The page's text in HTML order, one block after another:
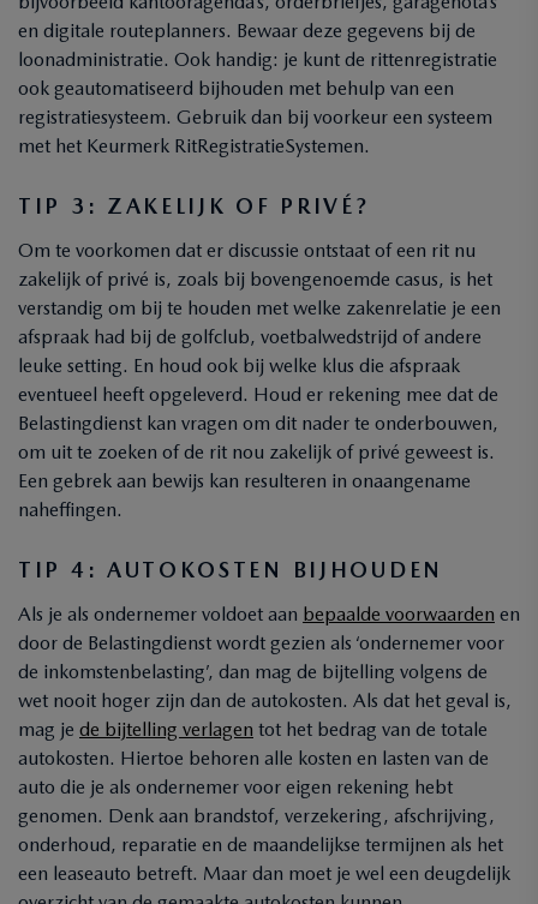
en digitale routeplanners. Bewaar deze gegevens bij de
loonadministratie. Ook handig: je kunt de rittenregistratie
ook geautomatiseerd bijhouden met behulp van een
registratiesysteem. Gebruik dan bij voorkeur een systeem
met het Keurmerk RitRegistratieSystemen.
TIP 3: ZAKELIJK OF PRIVÉ?
Om te voorkomen dat er discussie ontstaat of een rit nu
zakelijk of privé is, zoals bij bovengenoemde casus, is het
verstandig om bij te houden met welke zakenrelatie je een
afspraak had bij de golfclub, voetbalwedstrijd of andere
leuke setting. En houd ook bij welke klus die afspraak
eventueel heeft opgeleverd. Houd er rekening mee dat de
Belastingdienst kan vragen om dit nader te onderbouwen,
om uit te zoeken of de rit nou zakelijk of privé geweest is.
Een gebrek aan bewijs kan resulteren in onaangename
naheffingen.
TIP 4: AUTOKOSTEN BIJHOUDEN
Als je als ondernemer voldoet aan bepaalde voorwaarden en
door de Belastingdienst wordt gezien als ‘ondernemer voor
de inkomstenbelasting’, dan mag de bijtelling volgens de
wet nooit hoger zijn dan de autokosten. Als dat het geval is,
mag je de bijtelling verlagen tot het bedrag van de totale
autokosten. Hiertoe behoren alle kosten en lasten van de
auto die je als ondernemer voor eigen rekening hebt
genomen. Denk aan brandstof, verzekering, afschrijving,
onderhoud, reparatie en de maandelijkse termijnen als het
een leaseauto betreft. Maar dan moet je wel een deugdelijk